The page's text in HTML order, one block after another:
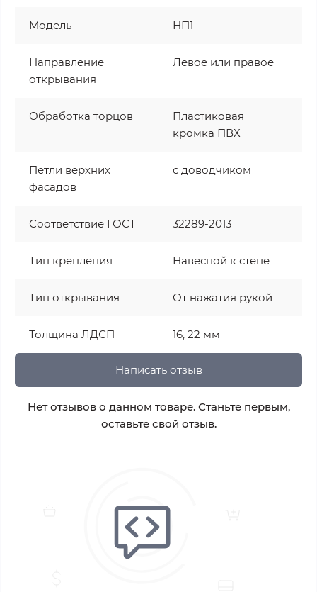
Модель НП1
Направление
открывания
Левое или правое
Обработка торцов
Пластиковая
кромка ПВХ
Петли верхних
фасадов
с доводчиком
Соответствие ГОСТ 32289-2013
Тип крепления Навесной к стене
Тип открывания От нажатия рукой
Толщина ЛДСП 16, 22 мм
Написать отзыв
Нет отзывов о данном товаре. Станьте первым,
оставьте свой отзыв.